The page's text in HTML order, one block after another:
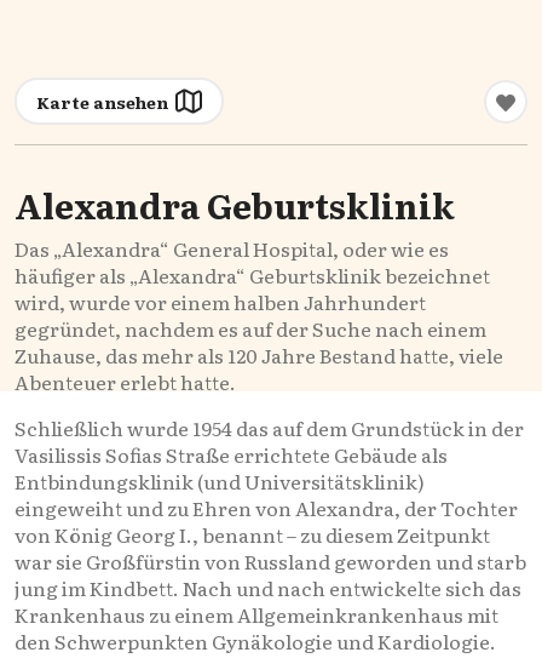
Karte ansehen
Alexandra Geburtsklinik
Das „Alexandra“ General Hospital, oder wie es
häufiger als „Alexandra“ Geburtsklinik bezeichnet
wird, wurde vor einem halben Jahrhundert
gegründet, nachdem es auf der Suche nach einem
Zuhause, das mehr als 120 Jahre Bestand hatte, viele
Abenteuer erlebt hatte.
Schließlich wurde 1954 das auf dem Grundstück in der
Vasilissis Sofias Straße errichtete Gebäude als
Entbindungsklinik (und Universitätsklinik)
eingeweiht und zu Ehren von Alexandra, der Tochter
von König Georg I., benannt – zu diesem Zeitpunkt
war sie Großfürstin von Russland geworden und starb
jung im Kindbett. Nach und nach entwickelte sich das
Krankenhaus zu einem Allgemeinkrankenhaus mit
den Schwerpunkten Gynäkologie und Kardiologie.